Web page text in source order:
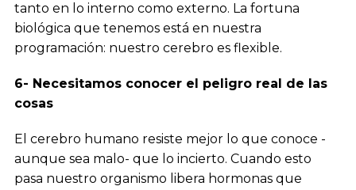
tanto en lo interno como externo. La fortuna
biológica que tenemos está en nuestra
programación: nuestro cerebro es flexible.
6- Necesitamos conocer el peligro real de las
cosas
El cerebro humano resiste mejor lo que conoce -
aunque sea malo- que lo incierto. Cuando esto
pasa nuestro organismo libera hormonas que